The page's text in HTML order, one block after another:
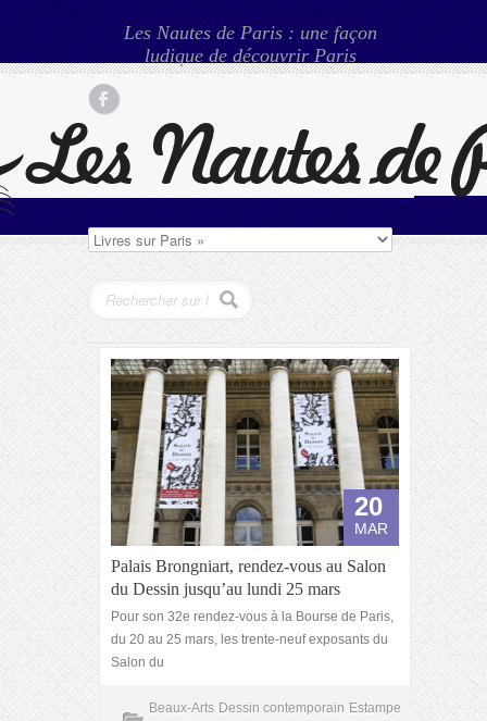
Les Nautes de Paris : une façon
ludique de découvrir Paris
20
MAR
Palais Brongniart, rendez-vous au Salon
du Dessin jusqu’au lundi 25 mars
Pour son 32e rendez-vous à la Bourse de Paris,
du 20 au 25 mars, les trente-neuf exposants du
Salon du
Beaux-Arts Dessin contemporain Estampe